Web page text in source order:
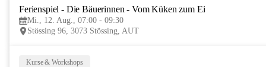
Ferienspiel - Die Bäuerinnen - Vom Küken zum Ei
Mi., 12. Aug., 07:00 - 09:30
Stössing 96, 3073 Stössing, AUT
Kurse & Workshops